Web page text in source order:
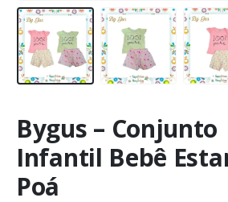
Bygus – Conjunto
Infantil Bebê
Poá